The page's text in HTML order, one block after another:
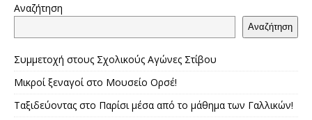
Αναζήτηση
Αναζήτηση
Συμμετοχή στους Σχολικούς Αγώνες Στίβου
Μικροί ξεναγοί στο Μουσείο Ορσέ!
Ταξιδεύοντας στο Παρίσι μέσα από το μάθημα των Γαλλικών!